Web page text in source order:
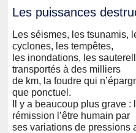
Les puissances
Les séismes, les tsunamis,
cyclones, les tempêtes,
les inondations, les
transportés à des milliers
de km, la foudre qui
que ponctuel.
Il y a beaucoup plus grave
rémission l’être humain par
ses variations de pressions